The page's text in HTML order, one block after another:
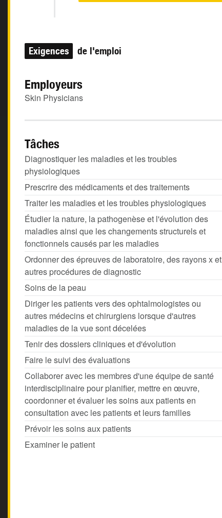
Exigences de l'emploi
Employeurs
Skin Physicians
Tâches
Diagnostiquer les maladies et les troubles
physiologiques
Prescrire des médicaments et des traitements
Traiter les maladies et les troubles physiologiques
Étudier la nature, la pathogenèse et l'évolution des
maladies ainsi que les changements structurels et
fonctionnels causés par les maladies
Ordonner des épreuves de laboratoire, des rayons x et
autres procédures de diagnostic
Soins de la peau
Diriger les patients vers des ophtalmologistes ou
autres médecins et chirurgiens lorsque d'autres
maladies de la vue sont décelées
Tenir des dossiers cliniques et d'évolution
Faire le suivi des évaluations
Collaborer avec les membres d'une équipe de santé
interdisciplinaire pour planifier, mettre en œuvre,
coordonner et évaluer les soins aux patients en
consultation avec les patients et leurs familles
Prévoir les soins aux patients
Examiner le patient